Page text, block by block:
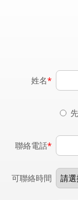
姓名*
聯絡電話*
可聯絡時間